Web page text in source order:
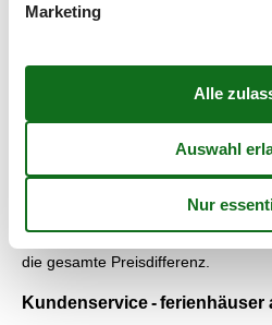
Preisgarantie - ferienhäuser
Unabhängig von welchen
gilt für Sie natürlich die
gibt, das das Ferienhaus, das Sie
vermietet, der günstiger als unser
die mithilfe von Vacasol vermietet
die gesamte Preisdifferenz.
Kundenservice - ferienhäuser
Marketing